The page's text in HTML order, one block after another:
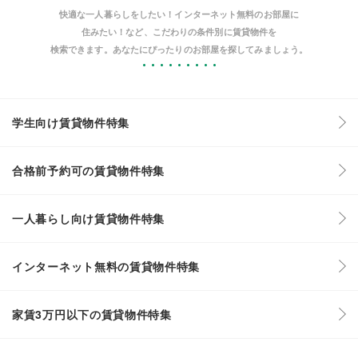
快適な一人暮らしをしたい！インターネット無料のお部屋に
住みたい！など、こだわりの条件別に賃貸物件を
検索できます。あなたにぴったりのお部屋を探してみましょう。
学生向け賃貸物件特集
合格前予約可の賃貸物件特集
一人暮らし向け賃貸物件特集
インターネット無料の賃貸物件特集
家賃3万円以下の賃貸物件特集